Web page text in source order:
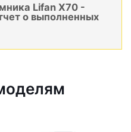
Lifan X70 -
о выполненных